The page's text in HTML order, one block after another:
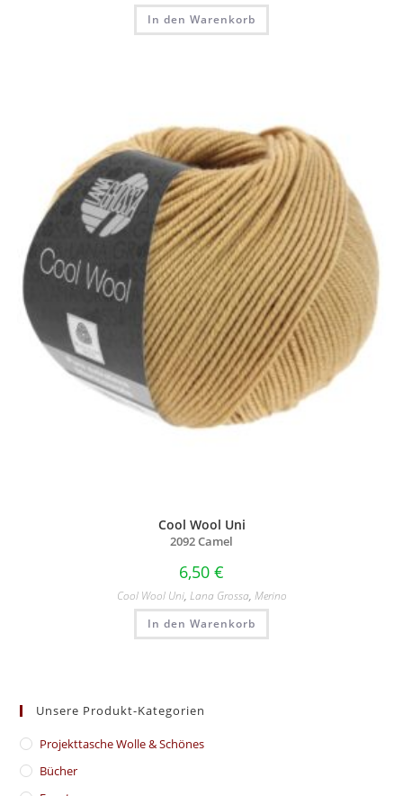
In den Warenkorb
Cool Wool Uni
2092 Camel
6,50 €
Cool Wool Uni, Lana Grossa, Merino
In den Warenkorb
Unsere Produkt-Kategorien
​Projekttasche Wolle & Schönes
Bücher